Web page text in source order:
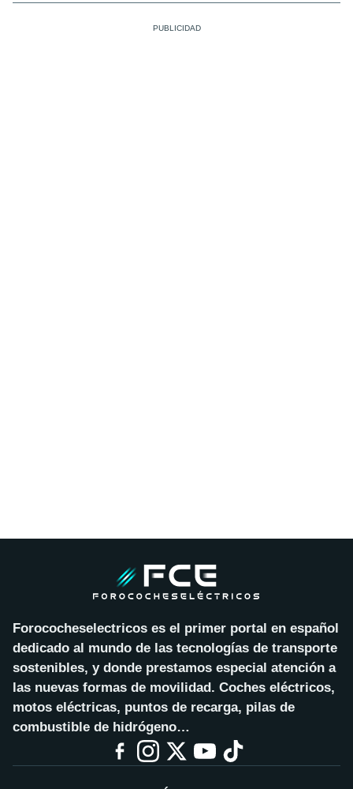
Forococheselectricos es el primer portal en español
dedicado al mundo de las tecnologías de transporte
sostenibles, y donde prestamos especial atención a
las nuevas formas de movilidad. Coches eléctricos,
motos eléctricas, puntos de recarga, pilas de
combustible de hidrógeno…